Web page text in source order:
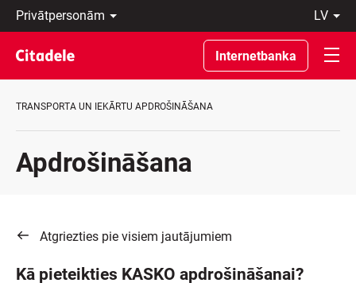
Privātpersonām
Uzņēmumiem
Private
Banking
Par
C
lv
Latviski
По-
русски
In
Internetbanka
TRANSPORTA UN IEKĀRTU APDROŠINĀŠANA
Apdrošināšana
Atgriezties pie visiem jautājumiem
Kā pieteikties KASKO apdrošināšanai?